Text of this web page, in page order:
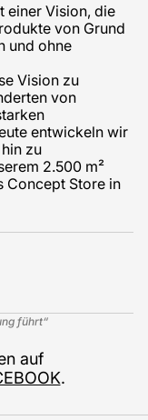
einer Vision, die
von Grund
und ohne
Vision zu
von
entwickeln wir
zu
2.500 m²
Concept Store in
führt“
auf
.